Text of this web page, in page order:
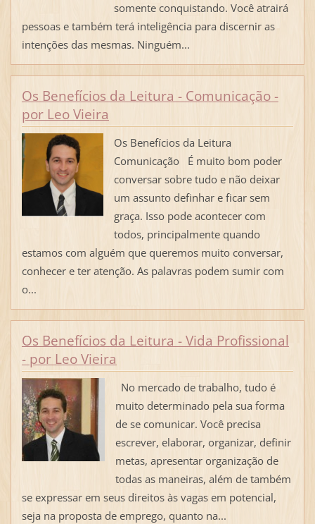
somente conquistando. Você atrairá
pessoas e também terá inteligência para discernir as
intenções das mesmas. Ninguém...
Os Benefícios da Leitura - Comunicação -
por Leo Vieira
Os Benefícios da Leitura
Comunicação É muito bom poder
conversar sobre tudo e não deixar
um assunto definhar e ficar sem
graça. Isso pode acontecer com
todos, principalmente quando
estamos com alguém que queremos muito conversar,
conhecer e ter atenção. As palavras podem sumir com
o...
Os Benefícios da Leitura - Vida Profissional
- por Leo Vieira
No mercado de trabalho, tudo é
muito determinado pela sua forma
de se comunicar. Você precisa
escrever, elaborar, organizar, definir
metas, apresentar organização de
todas as maneiras, além de também
se expressar em seus direitos às vagas em potencial,
seja na proposta de emprego, quanto na...